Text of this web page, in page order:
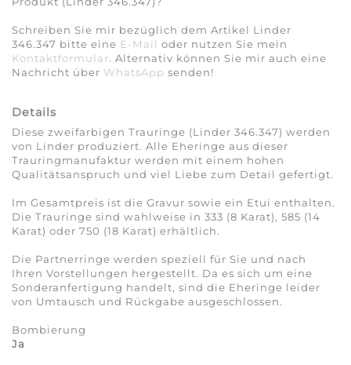
Schreiben Sie mir bezüglich dem Artikel Linder
346.347 bitte eine E-Mail oder nutzen Sie mein
Kontaktformular. Alternativ können Sie mir auch eine
Nachricht über WhatsApp senden!
Details
Diese zweifarbigen Trauringe (Linder 346.347) werden
von Linder produziert. Alle Eheringe aus dieser
Trauringmanufaktur werden mit einem hohen
Qualitätsanspruch und viel Liebe zum Detail gefertigt.
Im Gesamtpreis ist die Gravur sowie ein Etui enthalten.
Die Trauringe sind wahlweise in 333 (8 Karat), 585 (14
Karat) oder 750 (18 Karat) erhältlich.
Die Partnerringe werden speziell für Sie und nach
Ihren Vorstellungen hergestellt. Da es sich um eine
Sonderanfertigung handelt, sind die Eheringe leider
von Umtausch und Rückgabe ausgeschlossen.
Bombierung
Ja